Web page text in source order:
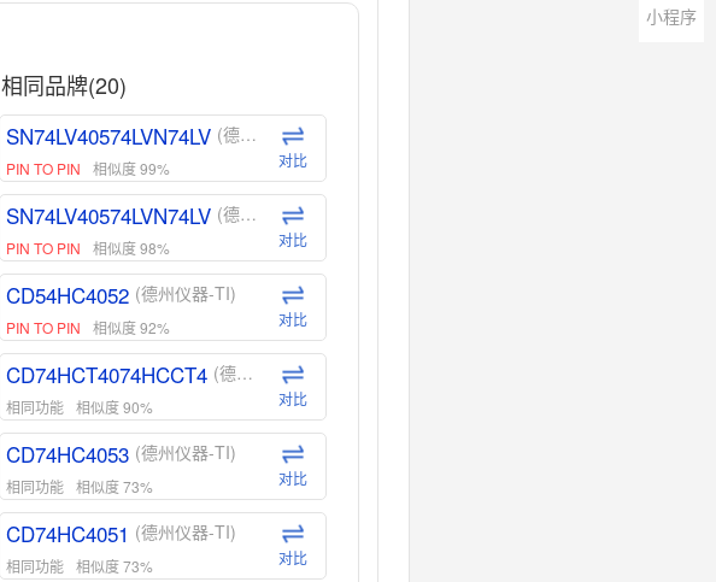
相同品牌(20)
SN74LV40574LVN74LV (德州仪器-TI)
PIN TO PIN 相似度 99% 对比
SN74LV40574LVN74LV (德州仪器-TI)
PIN TO PIN 相似度 98% 对比
CD54HC4052 (德州仪器-TI)
PIN TO PIN 相似度 92% 对比
CD74HCT4074HCCT4 (德州仪器-TI)
相同功能 相似度 90% 对比
CD74HC4053 (德州仪器-TI)
相同功能 相似度 73% 对比
CD74HC4051 (德州仪器-TI)
相同功能 相似度 73% 对比
小程序